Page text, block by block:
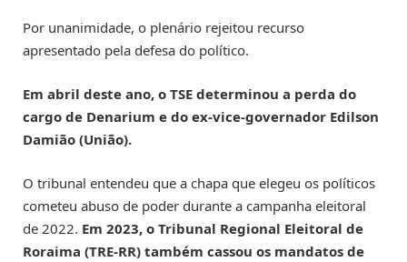
Por unanimidade, o plenário rejeitou recurso
apresentado pela defesa do político.
Em abril deste ano, o TSE determinou a perda do
cargo de Denarium e do ex-vice-governador Edilson
Damião (União).
O tribunal entendeu que a chapa que elegeu os políticos
cometeu abuso de poder durante a campanha eleitoral
de 2022. Em 2023, o Tribunal Regional Eleitoral de
Roraima (TRE-RR) também cassou os mandatos de